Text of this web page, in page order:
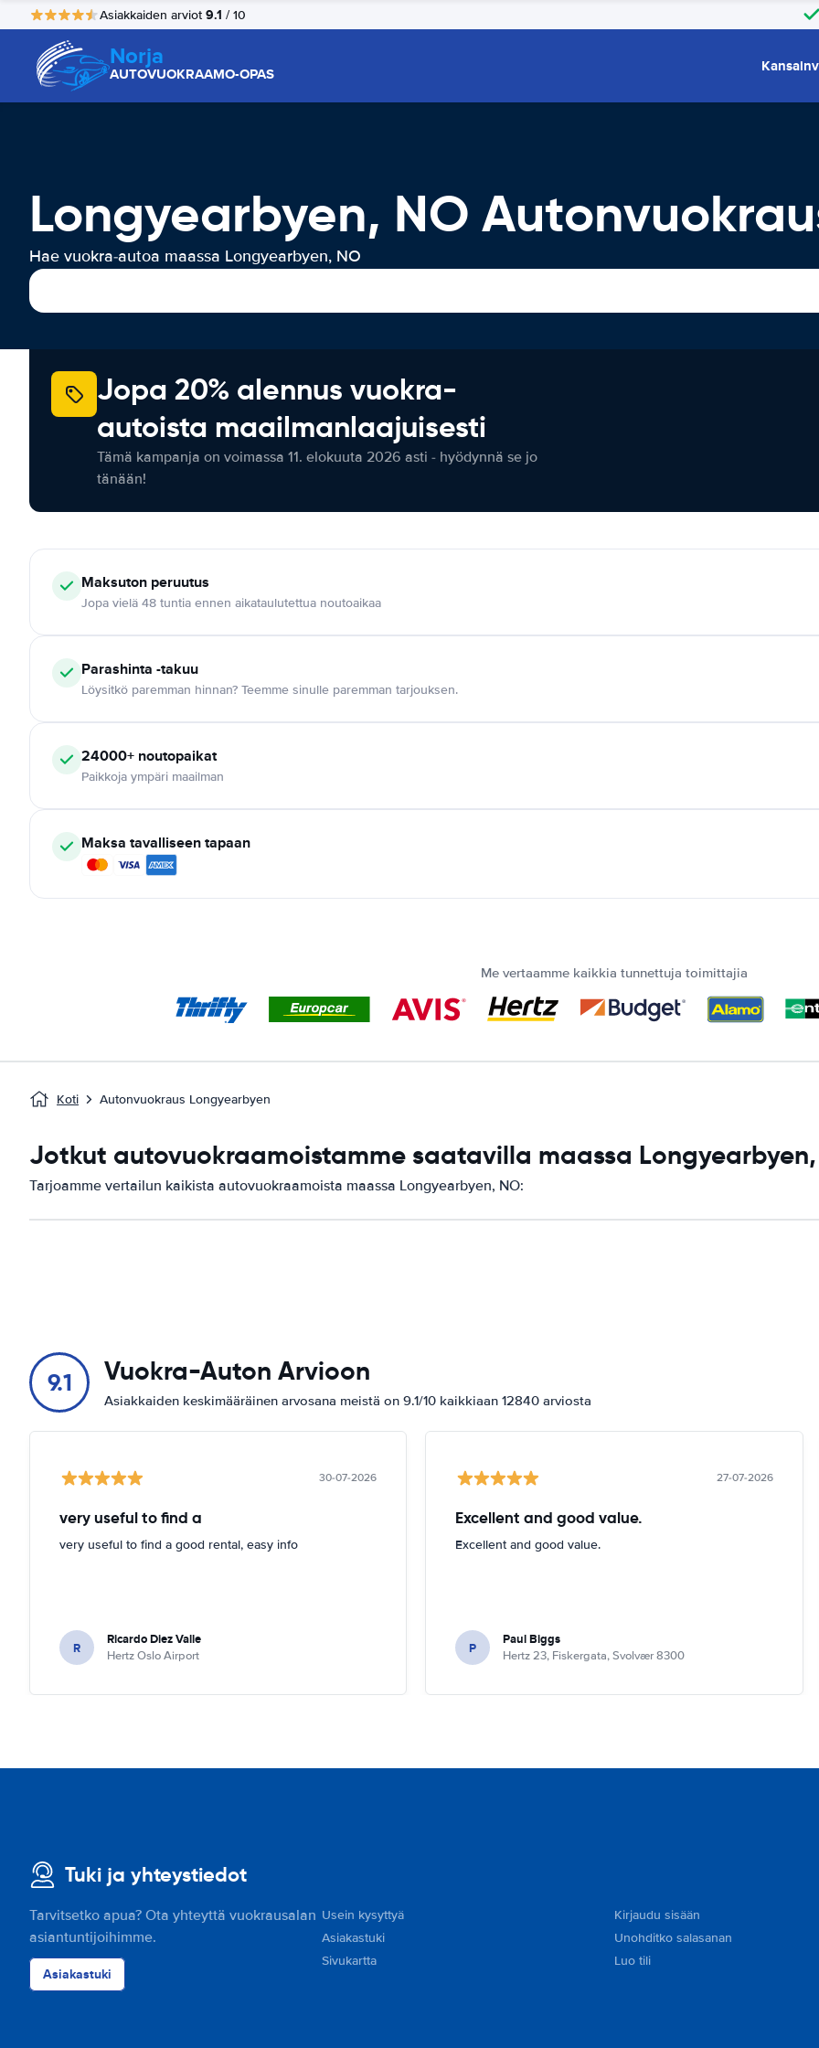
Asiakkaiden arviot 9.1 / 10
Norja
AUTOVUOKRAAMO-OPAS
Longyearbyen, NO
Hae vuokra-autoa maassa Longyearbyen, NO
Jopa 20% alennus vuokra-
autoista maailmanlaajuisesti
Tämä kampanja on voimassa 11. elokuuta 2026 asti - hyödynnä se jo
tänään!
Maksuton peruutus
Jopa vielä 48 tuntia ennen aikataulutettua noutoaikaa
Parashinta -takuu
Löysitkö paremman hinnan? Teemme sinulle paremman tarjouksen.
24000+ noutopaikat
Paikkoja ympäri maailman
Maksa tavalliseen tapaan
Me vertaamme kaikkia tunnettuja toimittajia
Koti Autonvuokraus Longyearbyen
Jotkut autovuokraamoistamme saatavilla maassa Longyearbyen,
Tarjoamme vertailun kaikista autovuokraamoista maassa Longyearbyen, NO:
9.1 Vuokra-Auton Arvioon
Asiakkaiden keskimääräinen arvosana meistä on 9.1/10 kaikkiaan 12840 arviosta
30-07-2026
very useful to find a
very useful to find a good rental, easy info
R Ricardo Diez Valle
Hertz Oslo Airport
27-07-2026
Excellent and good value.
Excellent and good value.
P Paul Biggs
Hertz 23, Fiskergata, Svolvær 8300
Tuki ja yhteystiedot
Tarvitsetko apua? Ota yhteyttä vuokrausalan
asiantuntijoihimme.
Asiakastuki
Usein kysyttyä
Asiakastuki
Sivukartta
Kirjaudu sisään
Unohditko salasanan
Luo tili